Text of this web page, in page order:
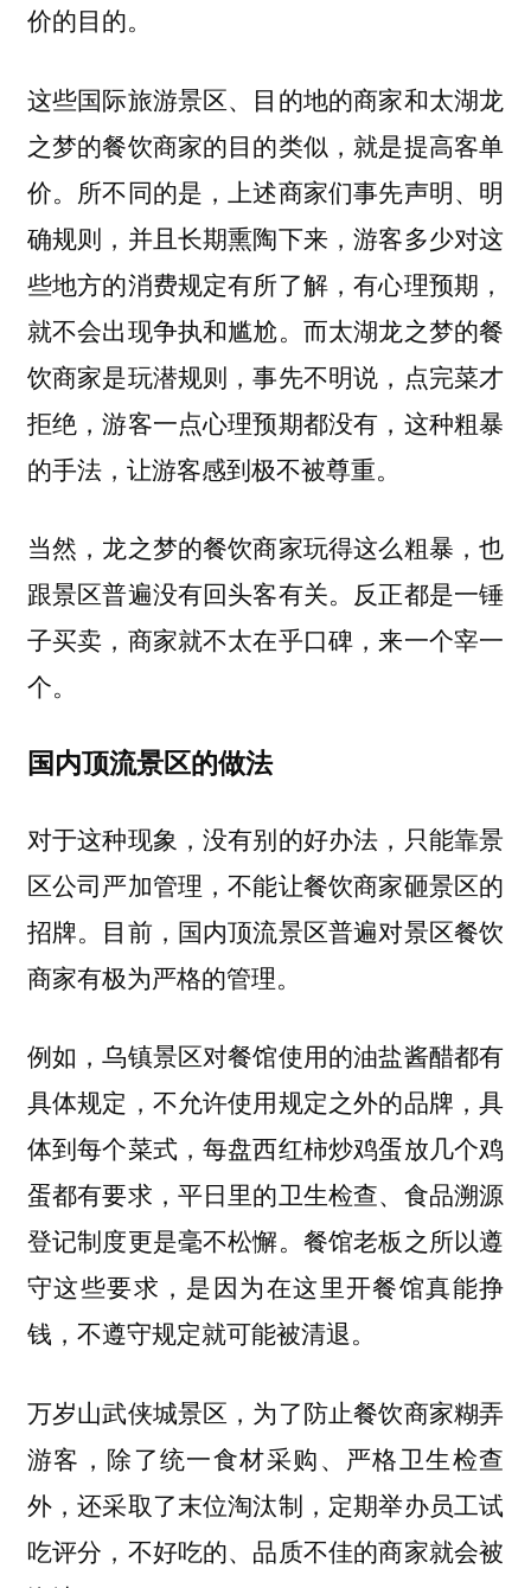
价的目的。
这些国际旅游景区、目的地的商家和太湖龙
之梦的餐饮商家的目的类似，就是提高客单
价。所不同的是，上述商家们事先声明、明
确规则，并且长期熏陶下来，游客多少对这
些地方的消费规定有所了解，有心理预期，
就不会出现争执和尴尬。而太湖龙之梦的餐
饮商家是玩潜规则，事先不明说，点完菜才
拒绝，游客一点心理预期都没有，这种粗暴
的手法，让游客感到极不被尊重。
当然，龙之梦的餐饮商家玩得这么粗暴，也
跟景区普遍没有回头客有关。反正都是一锤
子买卖，商家就不太在乎口碑，来一个宰一
个。
国内顶流景区的做法
对于这种现象，没有别的好办法，只能靠景
区公司严加管理，不能让餐饮商家砸景区的
招牌。目前，国内顶流景区普遍对景区餐饮
商家有极为严格的管理。
例如，乌镇景区对餐馆使用的油盐酱醋都有
具体规定，不允许使用规定之外的品牌，具
体到每个菜式，每盘西红柿炒鸡蛋放几个鸡
蛋都有要求，平日里的卫生检查、食品溯源
登记制度更是毫不松懈。餐馆老板之所以遵
守这些要求，是因为在这里开餐馆真能挣
钱，不遵守规定就可能被清退。
万岁山武侠城景区，为了防止餐饮商家糊弄
游客，除了统一食材采购、严格卫生检查
外，还采取了末位淘汰制，定期举办员工试
吃评分，不好吃的、品质不佳的商家就会被